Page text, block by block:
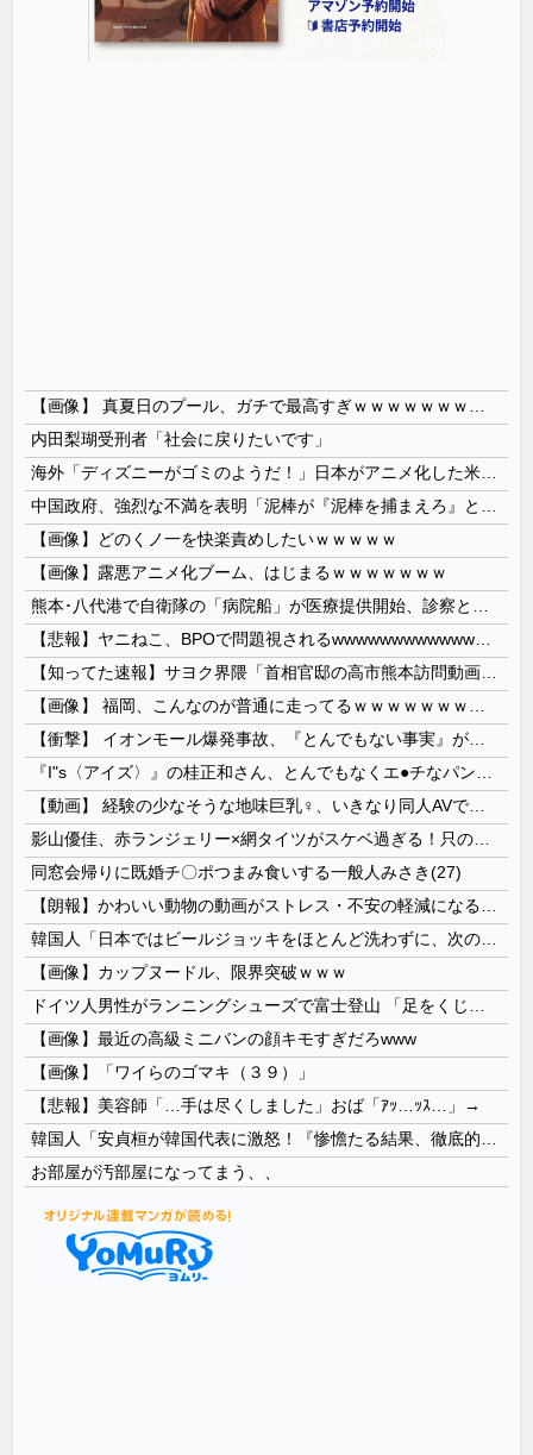
内田梨瑚受刑者「社会に戻りたいです」
【画像】どのくノ一を快楽責めしたいｗｗｗｗｗ
【画像】露悪アニメ化ブーム、はじまるｗｗｗｗｗｗｗ
同窓会帰りに既婚チ〇ポつまみ食いする一般人みさき(27)
【画像】カップヌードル、限界突破ｗｗｗ
【画像】最近の高級ミニバンの顔キモすぎだろwww
【画像】「ワイらのゴマキ（３９）」
【悲報】美容師「…手は尽くしました」おば「ｱｯ…ｯｽ…」→
お部屋が汚部屋になってまう、、